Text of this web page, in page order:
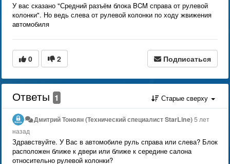
У вас сказано "Средний разъём блока BCM справа от рулевой
колонки". Но ведь слева от рулевой колонки по ходу жвижения
автомобиля
0 2 Подписаться
Ответы 1 Старые сверху
Дмитрий Тонoян (Технический специалист StarLine)5 лет
назад
Здравствуйте. У Вас в автомобиле руль справа или слева? Блок
расположен ближе к двери или ближе к середине салона
относительно рулевой колонки?